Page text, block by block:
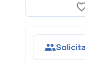
groups